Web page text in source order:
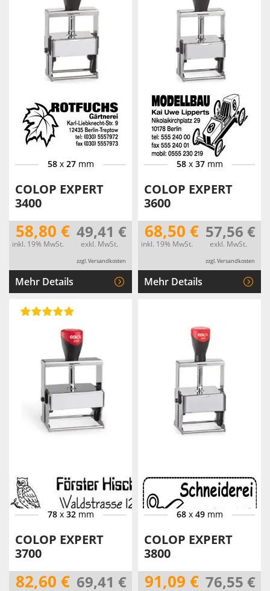
58x 27mm
COLOP EXPERT
3400
58,80 €
inkl. 19% MwSt.
49,41 €
exkl. MwSt.
zzgl. Versandkosten
Mehr Details
58x 37mm
COLOP EXPERT
3600
68,50 €
inkl. 19% MwSt.
57,56 €
exkl. MwSt.
zzgl. Versandkosten
Mehr Details
78x 32mm
COLOP EXPERT
3700
82,60 € 69,41 €
68x 49mm
COLOP EXPERT
3800
91,09 € 76,55 €